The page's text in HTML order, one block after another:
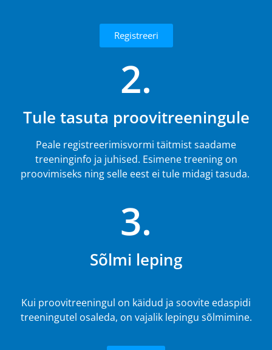
Registreeri
2.
Tule tasuta proovitreeningule
Peale registreerimisvormi täitmist saadame
treeninginfo ja juhised. Esimene treening on
proovimiseks ning selle eest ei tule midagi tasuda.
3.
Sõlmi leping
Kui proovitreeningul on käidud ja soovite edaspidi
treeningutel osaleda, on vajalik lepingu sõlmimine.